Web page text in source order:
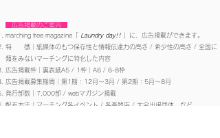
広告掲載のご案内
marching free magazine「
Laundry day!!
」に、広告掲載ができます。
特 徴｜紙媒体のもつ保存性と情報伝達力の高さ / 希少性の高さ / 全国に
類をみないマーチングに特化した内容
広告掲載枠｜裏表紙A5 / 1枠｜A6 / 6-8枠
広告掲載募集期間｜第1期：12月〜3月 / 第2期：5月〜8月
発行部数｜7,000部 / webマガジン掲載
配布方法｜マーチング各イベント / 各楽器店 / 大会出場団体 など